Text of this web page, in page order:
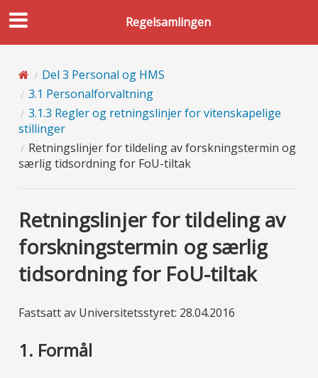
Regelsamlingen
Del 3 Personal og HMS
3.1 Personalforvaltning
3.1.3 Regler og retningslinjer for vitenskapelige
stillinger
Retningslinjer for tildeling av forskningstermin og
særlig tidsordning for FoU-tiltak
Retningslinjer for tildeling av
forskningstermin og særlig
tidsordning for FoU-tiltak
Fastsatt av Universitetsstyret: 28.04.2016
1. Formål